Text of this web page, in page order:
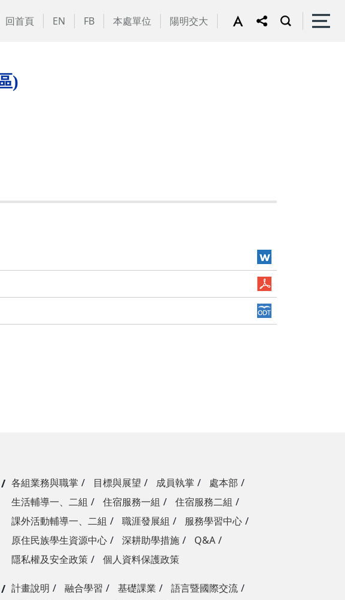
回首頁 EN FB 本處單位 陽明交大
)
各組業務與職掌 目標與展望 成員執掌
處本部
生活輔導一、二組
住宿服務一組
住宿服務二組
課外活動輔導一、二組
職涯發展組
服務學習中心
原住民族學生資源中心
深耕助學措施
Q&A
隱私權及安全政策
個人資料保護政策
計畫說明 融合學習 基礎課業
語言暨國際交流